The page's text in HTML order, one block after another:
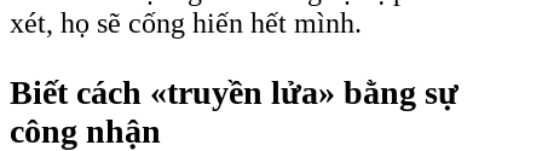
xét, họ sẽ cống hiến hết mình.
Biết cách «truyền lửa» bằng sự
công nhận